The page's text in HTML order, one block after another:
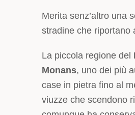
Merita senz’altro una
stradine che riportano
La piccola regione del
Monans, uno dei più
case in pietra fino al
viuzze che scendono